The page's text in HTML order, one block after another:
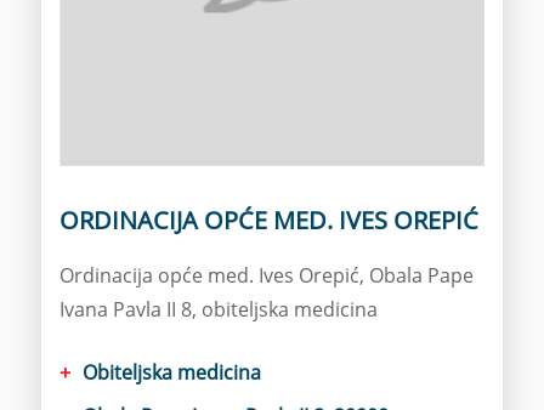
ORDINACIJA OPĆE MED. IVES OREPIĆ
Ordinacija opće med. Ives Orepić, Obala Pape
Ivana Pavla II 8, obiteljska medicina
Obiteljska medicina